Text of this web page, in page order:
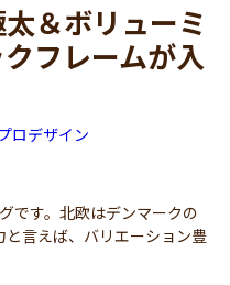
＆ボリューミ
フレームが入
ロデザイン
す。北欧はデンマークの
と言えば、バリエーション豊